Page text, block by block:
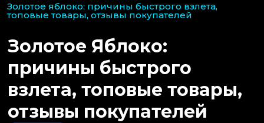
золотое яблоко: причины быстрого взлета,
топовые товары, отзывы покупателей
Золотое Яблоко:
причины быстрого
взлета, топовые товары,
отзывы покупателей